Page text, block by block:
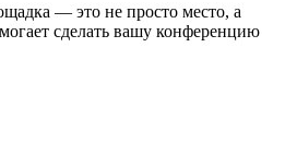
— это не просто место, а
сделать вашу конференцию